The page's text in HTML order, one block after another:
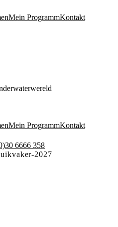
Mein ProgrammKontakt
Mein ProgrammKontakt
6666 358
2027